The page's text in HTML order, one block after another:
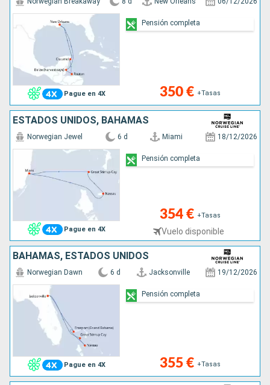
Pague en 4X 350 € +Tasas
Pensión completa
ESTADOS UNIDOS, BAHAMAS
Pague en 4X
Norwegian Jewel 6 d Miami 18/12/2026
354 € +Tasas
Vuelo disponible
Pensión completa
BAHAMAS, ESTADOS UNIDOS
Pague en 4X
Norwegian Dawn 6 d Jacksonville 19/12/2026
355 € +Tasas
Pensión completa